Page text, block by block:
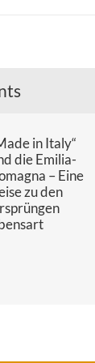
in Italy“
die Emilia-
– Eine
zu den